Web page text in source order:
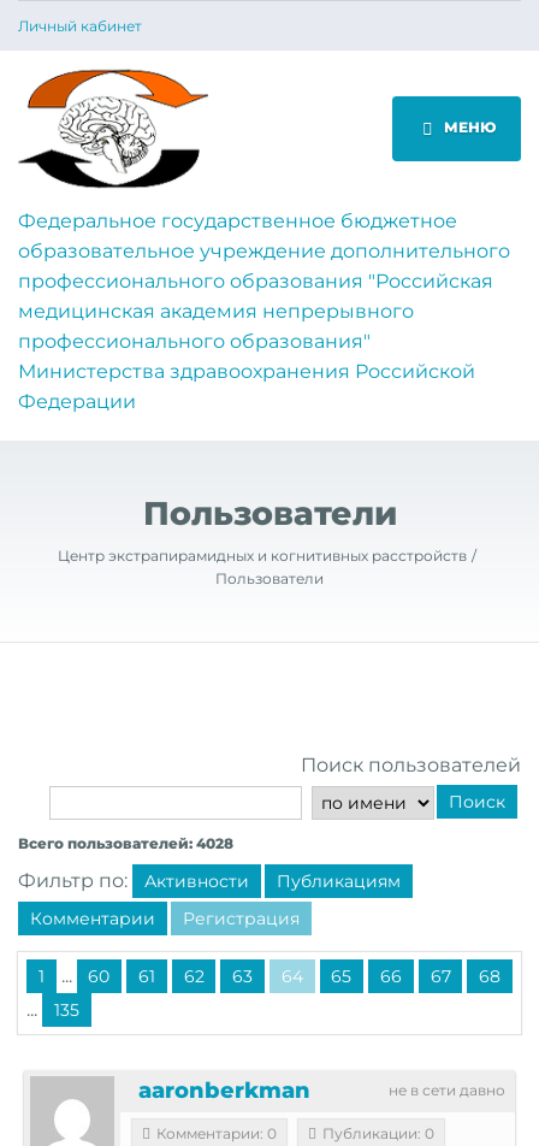
Личный кабинет
МЕНЮ
Федеральное государственное бюджетное
образовательное учреждение дополнительного
профессионального образования "Российская
медицинская академия непрерывного
профессионального образования"
Министерства здравоохранения Российской
Федерации
Пользователи
Центр экстрапирамидных и когнитивных расстройств
Пользователи
Поиск пользователей
Поиск
Всего пользователей: 4028
Фильтр по: Активности
Публикациям
Комментарии
Регистрация
1 ... 60 61 62 63 64 65 66 67 68
... 135
не в сети давно
aaronberkman
Комментарии: 0
Публикации: 0